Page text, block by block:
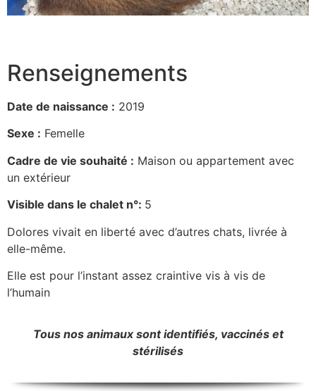
Renseignements
Date de naissance : 2019
Sexe : Femelle
Cadre de vie souhaité : Maison ou appartement avec
un extérieur
Visible dans le chalet n°: 5
Dolores vivait en liberté avec d’autres chats, livrée à
elle-même.
Elle est pour l’instant assez craintive vis à vis de
l’humain
Tous nos animaux sont identifiés, vaccinés et
stérilisés